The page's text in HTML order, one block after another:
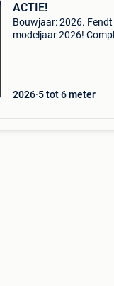
ACTIE!
Bouwjaar: 2026.
modeljaar 2026!
2026 5 tot 6 meter